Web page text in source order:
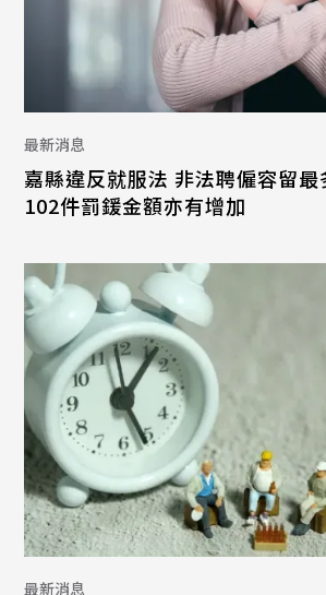
最新消息
嘉縣違反就服法 非法聘僱容留
102件罰鍰金額亦有增加
最新消息